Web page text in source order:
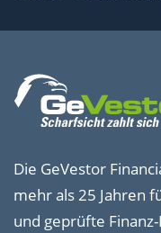
Die GeVestor
mehr als 25 Jahren
und geprüfte